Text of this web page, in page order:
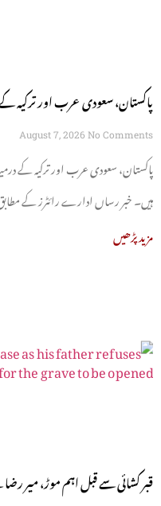
پاکستان، سعودی عرب اور ترکیہ
August 7, 2026 No Comments
پاکستان، سعودی عرب اور ترکیہ کے
ہیں۔ خبر رساں ادارے رائٹرز کے مطابق
مزید پڑھیں
قبر کشائی سے قبل اہم موڑ، میر